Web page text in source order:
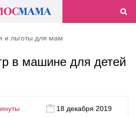
и льготы для мам
в машине для детей
18 декабря 2019